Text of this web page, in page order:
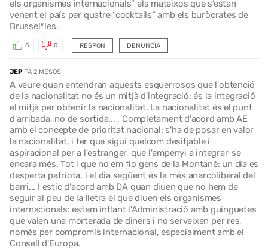
els organismes internacionals” els mateixos que s’estan
venent el país per quatre “cocktails” amb els buròcrates de
Brussel*les.
RESPON
8 0 DENUNCIA
JEP FA 2 MESOS
A veure quan entendran aquests esquerrosos que l'obtenció
de la nacionalitat no és un mitjà d'integració: és la integració
el mitjà per obtenir la nacionalitat. La nacionalitat és el punt
d'arribada, no de sortida... . Completament d'acord amb AE
amb el concepte de prioritat nacional: s'ha de posar en valor
la nacionalitat, i fer que sigui quelcom desitjable i
aspiracional per a l'estranger, que l'empenyi a integrar-se
encara més. Tot i que no em fio gens de la Montané: un dia es
desperta patriota, i el dia següent és la més anarcoliberal del
barri... I estic d'acord amb DA quan diuen que no hem de
seguir al peu de la lletra el que diuen els organismes
internacionals: estem inflant l'Administració amb guinguetes
que valen una morterada de diners i no serveixen per res,
només per compromís internacional, especialment amb el
Consell d'Europa.